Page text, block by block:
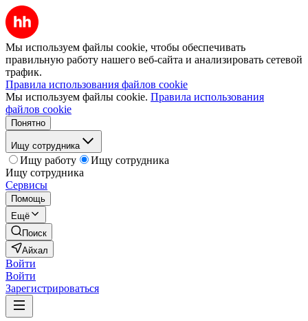
Мы используем файлы cookie, чтобы обеспечивать
правильную работу нашего веб-сайта и анализировать сетевой
трафик.
Правила использования файлов cookie
Мы используем файлы cookie. Правила использования
файлов cookie
Понятно
Ищу сотрудника
Ищу работу
Ищу сотрудника
Ищу сотрудника
Сервисы
Помощь
Ещё
Поиск
Айхал
Войти
Войти
Зарегистрироваться